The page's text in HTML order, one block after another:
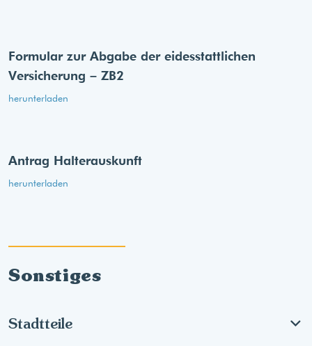
Formular zur Abgabe der eides­stattlichen
Versicherung – ZB2
herunterladen
Antrag Halterauskunft
herunterladen
Sonstiges
Stadtteile